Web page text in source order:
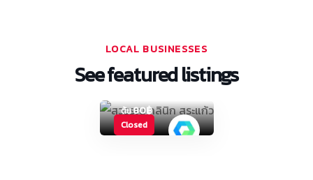
LOCAL BUSINESSES
See featured listings
Closed
Style Salon
ต้น80฿